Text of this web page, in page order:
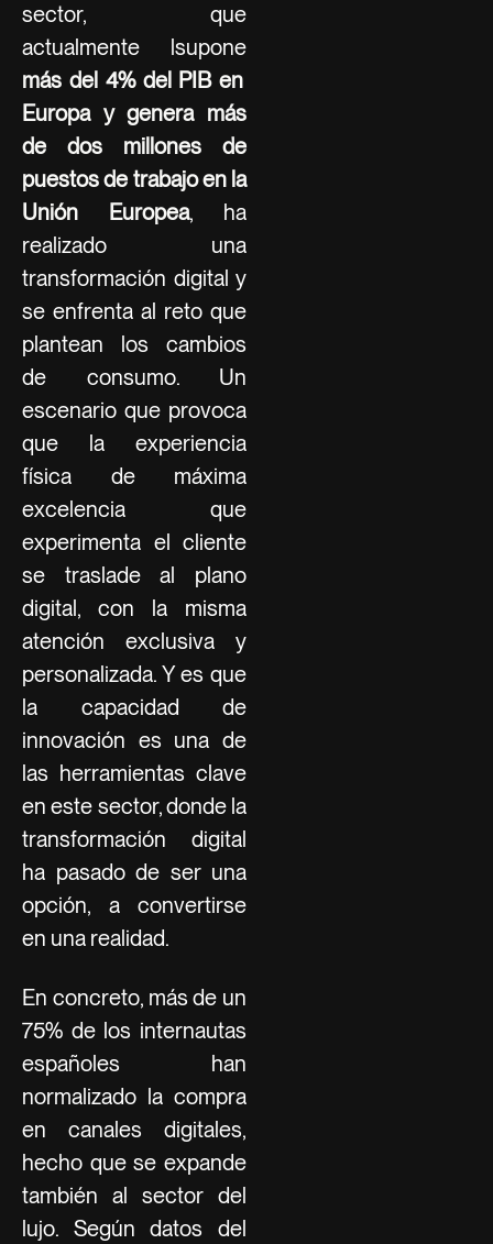
sector, que
actualmente lsupone
más del 4% del PIB en
Europa y genera más
de dos millones de
puestos de trabajo en la
Unión Europea, ha
realizado una
transformación digital y
se enfrenta al reto que
plantean los cambios
de consumo. Un
escenario que provoca
que la experiencia
física de máxima
excelencia que
experimenta el cliente
se traslade al plano
digital, con la misma
atención exclusiva y
personalizada. Y es que
la capacidad de
innovación es una de
las herramientas clave
en este sector, donde la
transformación digital
ha pasado de ser una
opción, a convertirse
en una realidad.
En concreto, más de un
75% de los internautas
españoles han
normalizado la compra
en canales digitales,
hecho que se expande
también al sector del
lujo. Según datos del